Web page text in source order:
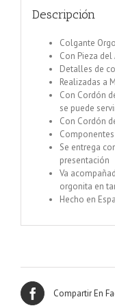
Descripción
Colgante
Con Pieza
Detalles de
Realizadas a
Con Cordón
se puede
Con Cordón
Se entrega
presentación
Va
orgonita en
Hecho en
Compartir En